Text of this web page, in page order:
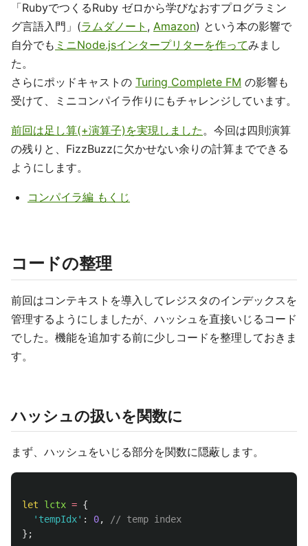
「RubyでつくるRuby ゼロから学びなおすプログラミン
グ言語入門」(ラムダノート , Amazon) という本の影響で
自分でも ミニNode.jsインタープリターを作ってみまし
た。
さらにポッドキャストの Turing Complete FM の影響も
受けて、ミニコンパイラ作りにもチャレンジしています。
前回は足し算(+演算子)を実現しました。今回は四則演算
の残りと、FizzBuzzに欠かせない余りの計算までできる
ようにします。
コンパイラ編 もくじ
コードの整理
前回はコンテキストを導入してレジスタのインデックスを
管理するようにしましたが、ハッシュを直接いじるコード
でした。機能を追加する前に少しコードを整理しておきま
す。
ハッシュの扱いを関数に
まず、ハッシュをいじる部分を関数に隠蔽します。
let lctx = {
' tempIdx' : 0,
// temp index
};